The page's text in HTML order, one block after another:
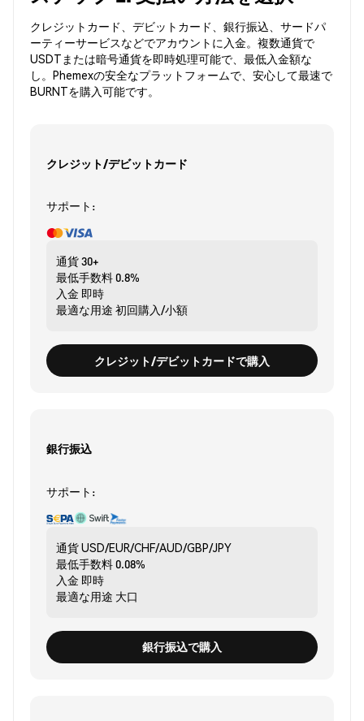
クレジットカード、デビットカード、銀行振込、サードパ
ーティーサービスなどでアカウントに入金。複数通貨で
USDTまたは暗号通貨を即時処理可能で、最低入金額な
し。Phemexの安全なプラットフォームで、安心して最速で
BURNTを購入可能です。
クレジット/デビットカード
サポート:
通貨30+
最低手数料0.8%
入金 即時
最適な用途 初回購入/小額
クレジット/デビットカードで購入
銀行振込
サポート:
通貨USD/EUR/CHF/AUD/GBP/JPY
最低手数料0.08%
入金 即時
最適な用途 大口
銀行振込で購入